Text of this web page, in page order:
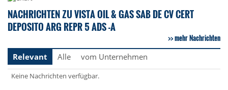
NACHRICHTEN ZU VISTA OIL & GAS SAB DE CV CERT
DEPOSITO ARG REPR 5 ADS -A
mehr Nachrichten
Relevant
Alle vom Unternehmen
Keine Nachrichten verfügbar.